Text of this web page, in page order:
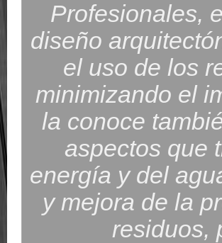
Profesionales,
diseño
el uso de los
minimizando el
la conoce
aspectos que
energía y del
y mejora de la
residuos,